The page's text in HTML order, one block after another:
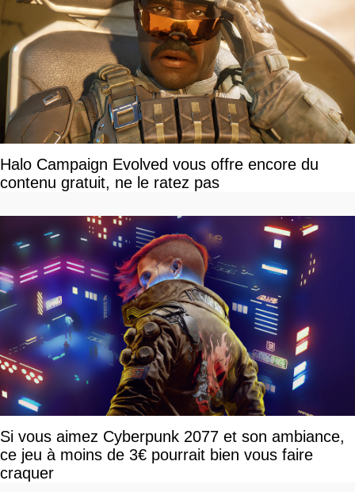
Halo Campaign Evolved vous offre encore du
contenu gratuit, ne le ratez pas
Si vous aimez Cyberpunk 2077 et son ambiance,
ce jeu à moins de 3€ pourrait bien vous faire
craquer